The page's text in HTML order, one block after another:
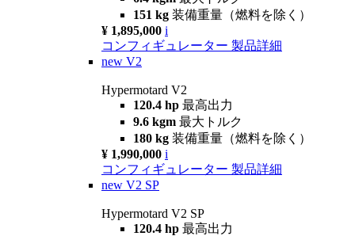
151 kg 装備重量（燃料を除く）
¥ 1,895,000 i
コンフィギュレーター 製品詳細
new V2
Hypermotard V2
120.4 hp 最高出力
9.6 kgm 最大トルク
180 kg 装備重量（燃料を除く）
¥ 1,990,000 i
コンフィギュレーター 製品詳細
new V2 SP
Hypermotard V2 SP
120.4 hp 最高出力